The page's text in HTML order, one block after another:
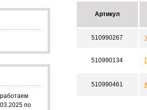
Артикул
510990267
510990134
510990461
по